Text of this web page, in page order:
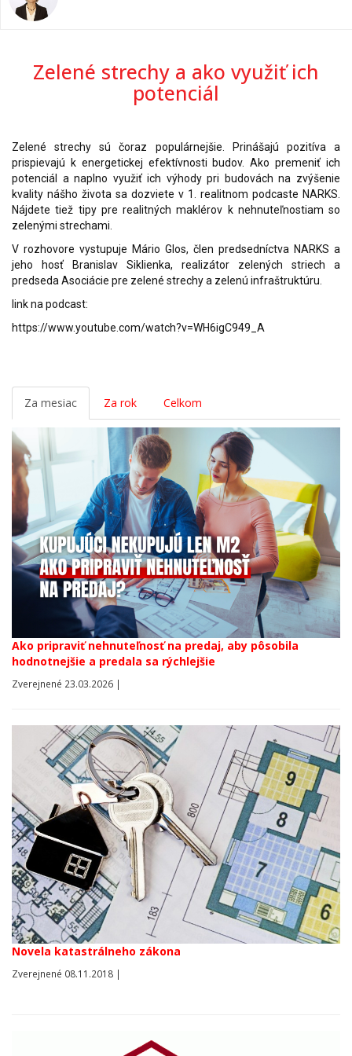
Zelené strechy a ako využiť ich
potenciál
Zelené strechy sú čoraz populárnejšie. Prinášajú pozitíva a
prispievajú k energetickej efektívnosti budov. Ako premeniť ich
potenciál a naplno využiť ich výhody pri budovách na zvýšenie
kvality nášho života sa dozviete v 1. realitnom podcaste NARKS.
Nájdete tiež tipy pre realitných maklérov k nehnuteľnostiam so
zelenými strechami.
V rozhovore vystupuje Mário Glos, člen predsedníctva NARKS a
jeho hosť Branislav Siklienka, realizátor zelených striech a
predseda Asociácie pre zelené strechy a zelenú infraštruktúru.
link na podcast:
https://www.youtube.com/watch?v=WH6igC949_A
Za mesiac Za rok Celkom
Ako pripraviť nehnuteľnosť na predaj, aby pôsobila
hodnotnejšie a predala sa rýchlejšie
Zverejnené 23.03.2026 |
Novela katastrálneho zákona
Zverejnené 08.11.2018 |